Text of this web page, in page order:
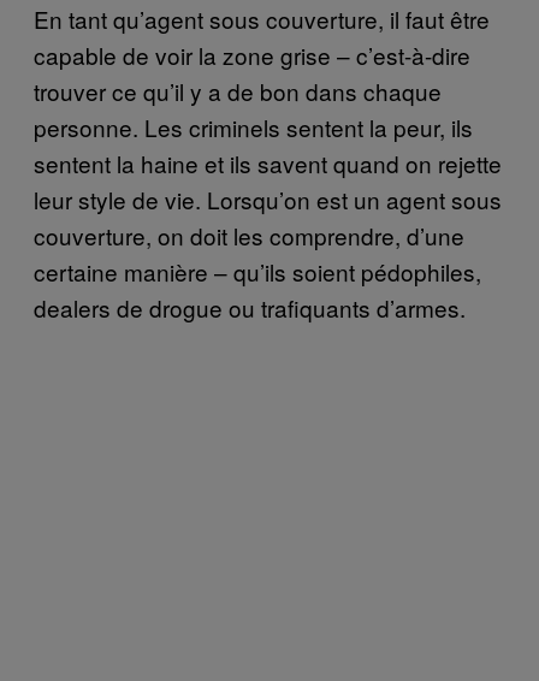
En tant qu’agent sous couverture, il faut être
capable de voir la zone grise – c’est-à-dire
trouver ce qu’il y a de bon dans chaque
personne. Les criminels sentent la peur, ils
sentent la haine et ils savent quand on rejette
leur style de vie. Lorsqu’on est un agent sous
couverture, on doit les comprendre, d’une
certaine manière – qu’ils soient pédophiles,
dealers de drogue ou trafiquants d’armes.